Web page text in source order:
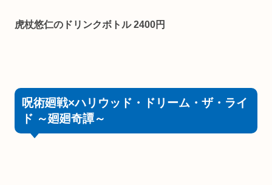
虎杖悠仁のドリンクボトル 2400円
呪術廻戦×ハリウッド・ドリーム・ザ・ライ
ド ～廻廻奇譚～